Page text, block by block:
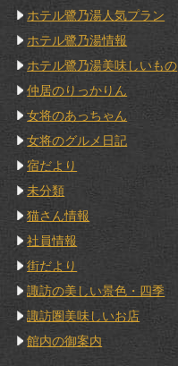
ホテル鷺乃湯人気プラン
ホテル鷺乃湯情報
ホテル鷺乃湯美味しいもの
仲居のりっかりん
女将のあっちゃん
女将のグルメ日記
宿だより
未分類
猫さん情報
社員情報
街だより
諏訪の美しい景色・四季
諏訪圏美味しいお店
館内の御案内